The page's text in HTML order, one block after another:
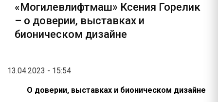
«Могилевлифтмаш» Ксения Горелик
– о доверии, выставках и
бионическом дизайне
13.04.2023 - 15:54
О доверии, выставках и бионическом дизайне